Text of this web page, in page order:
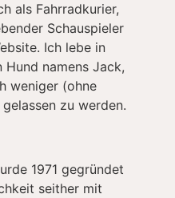
als Fahrradkurier,
Schauspieler
Ich lebe in
Hund namens Jack,
weniger (ohne
zu werden.
1971 gegründet
seither mit